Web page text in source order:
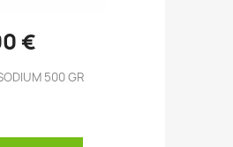
rapide
€
500 GR